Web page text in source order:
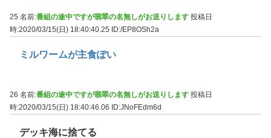
25 名前:番組の途中ですが翡翠の名無しがお送りします 投稿日
時:2020/03/15(日) 18:40:40.25
ID:/EP8OSh2a
ミルワームが主食ぽい
26 名前:番組の途中ですが翡翠の名無しがお送りします 投稿日
時:2020/03/15(日) 18:40:46.06
ID:JNoFEdm6d
デッキ海に捨てる